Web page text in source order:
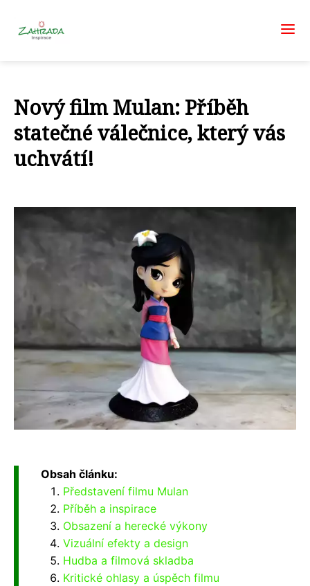
Nový film Mulan: Příběh
statečné válečnice, který vás
uchvátí!
Obsah článku:
Představení filmu Mulan
Příběh a inspirace
Obsazení a herecké výkony
Vizuální efekty a design
Hudba a filmová skladba
Kritické ohlasy a úspěch filmu